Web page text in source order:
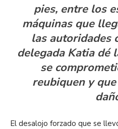
pies, entre los
máquinas que
las autoridades
delegada Katia dé
se
reubiquen y
El desalojo forzado que se